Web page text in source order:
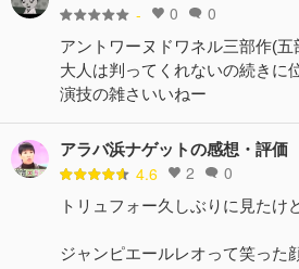
- 0 0
アントワーヌドワネル三部作(五
大人は判ってくれないの続きに
演技の雑さいいねー
アラバ浜ナゲットの感想・評価
4.6 2 0
トリュフォー久しぶりに見たけ
ジャンピエールレオって笑った